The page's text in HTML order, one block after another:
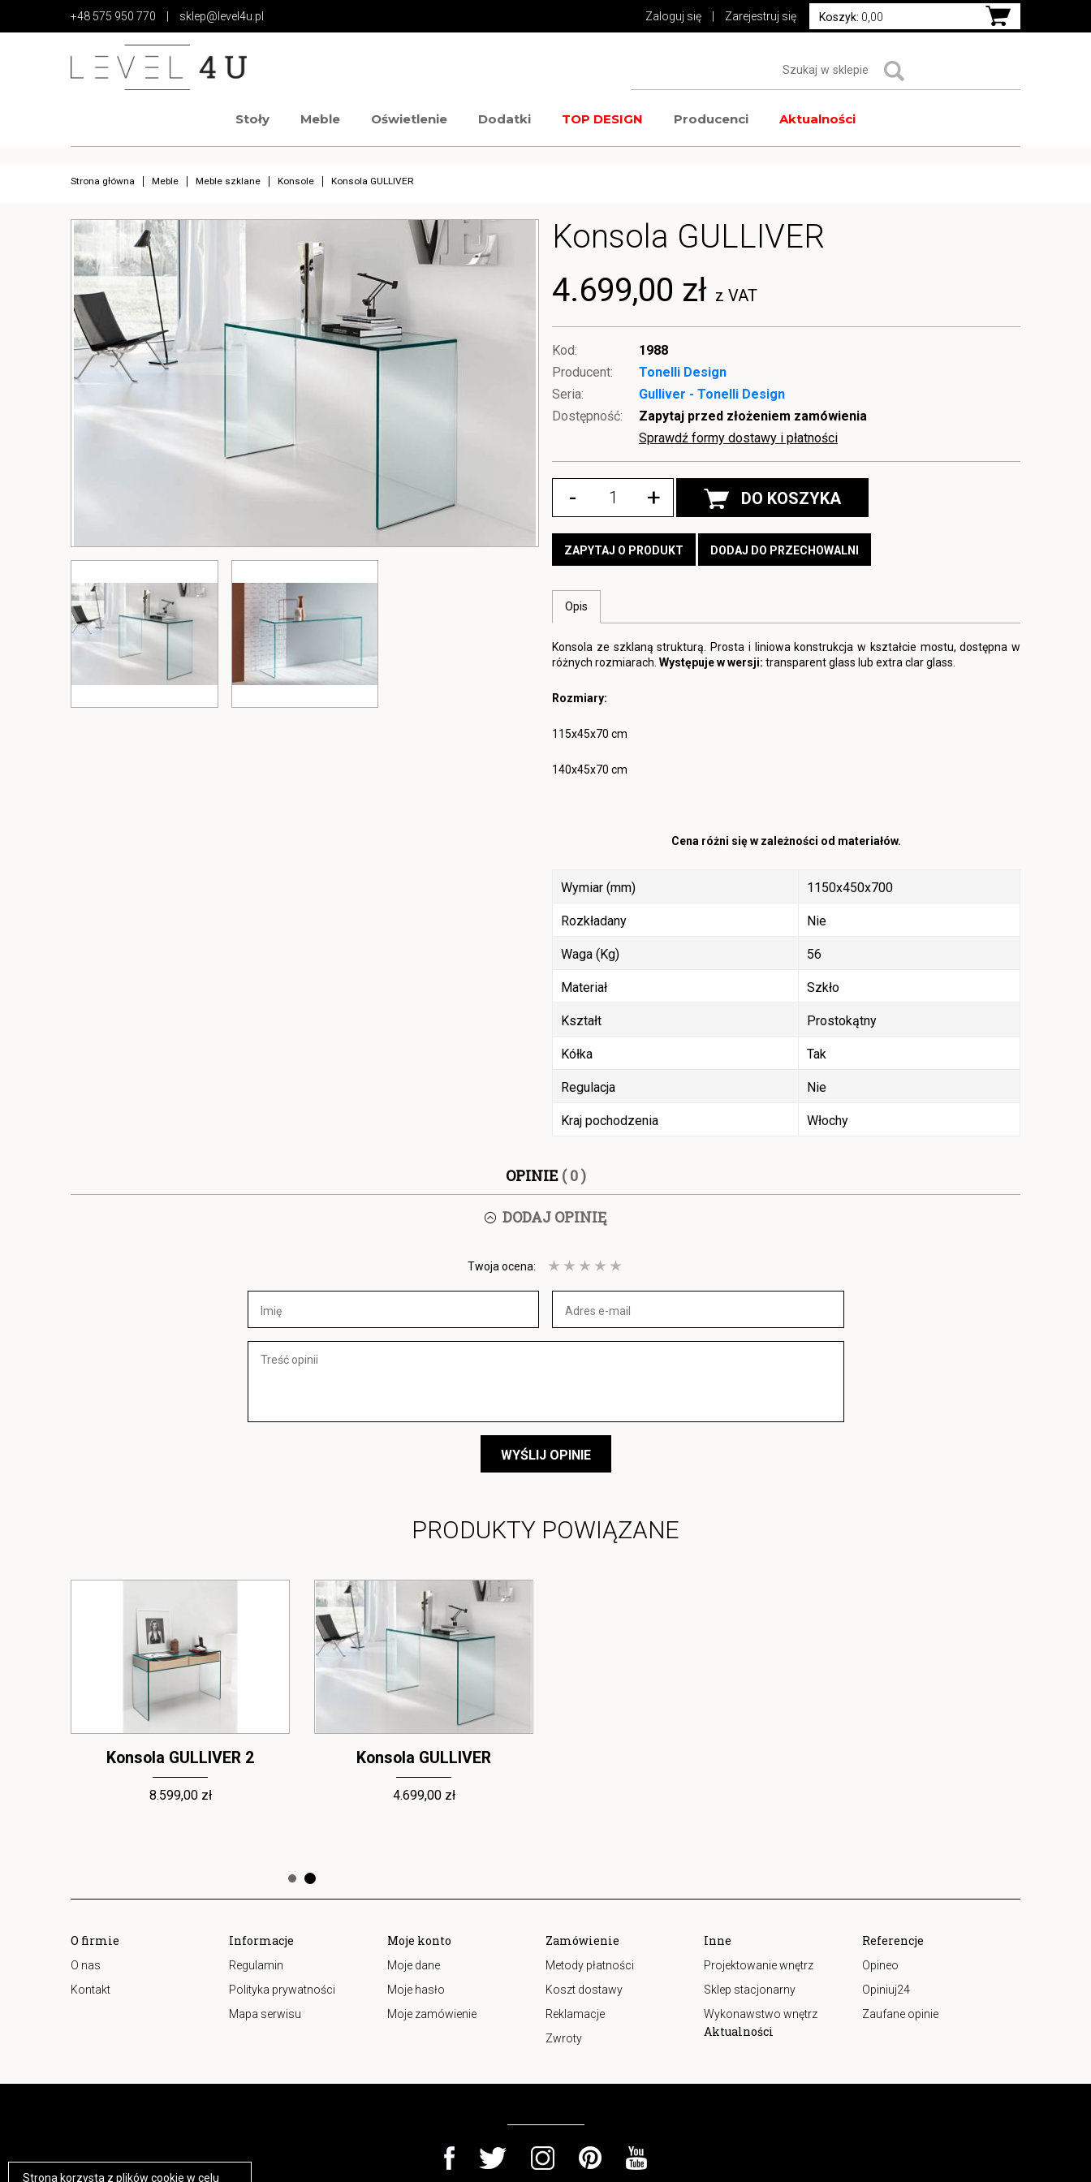
Strona korzysta z plików cookie w celu
+48 575 950 770 sklep@level4u.pl Zaloguj się Zarejestruj się Koszyk: 0,00
Stoły Meble Oświetlenie Dodatki TOP DESIGN Producenci Aktualności
Strona główna Meble Meble szklane Konsole Konsola GULLIVER
Konsola GULLIVER
4.699,00 zł z VAT
Kod:
1988
Producent:
Tonelli Design
Seria:
Gulliver - Tonelli Design
Dostępność:
Zapytaj przed złożeniem zamówienia
Sprawdź formy dostawy i płatności
- + DO KOSZYKA
ZAPYTAJ O PRODUKT DODAJ DO PRZECHOWALNI
Opis
Konsola ze szklaną strukturą. Prosta i liniowa konstrukcja w kształcie mostu, dostępna w
różnych rozmiarach. Występuje w wersji: transparent glass lub extra clar glass.
Rozmiary:
115x45x70 cm
140x45x70 cm
Cena różni się w zależności od materiałów.
Wymiar (mm) 1150x450x700
Rozkładany Nie
Waga (Kg) 56
Materiał Szkło
Kształt Prostokątny
Kółka Tak
Regulacja Nie
Kraj pochodzenia Włochy
OPINIE ( 0 )
DODAJ OPINIĘ
Twoja ocena:
WYŚLIJ OPINIE
PRODUKTY POWIĄZANE
Konsola GULLIVER 2
8.599,00 zł
Konsola GULLIVER
4.699,00 zł
O firmie
O nas
Kontakt
Informacje
Regulamin
Polityka prywatności
Mapa serwisu
Moje konto
Moje dane
Moje hasło
Moje zamówienie
Zamówienie
Metody płatności
Koszt dostawy
Reklamacje
Zwroty
Inne
Projektowanie wnętrz
Sklep stacjonarny
Wykonawstwo wnętrz
Referencje
Opineo
Opiniuj24
Zaufane opinie
Aktualności